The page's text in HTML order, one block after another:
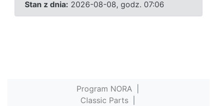
Stan z dnia: 2026-08-08, godz. 07:06
Program NORA
Classic Parts